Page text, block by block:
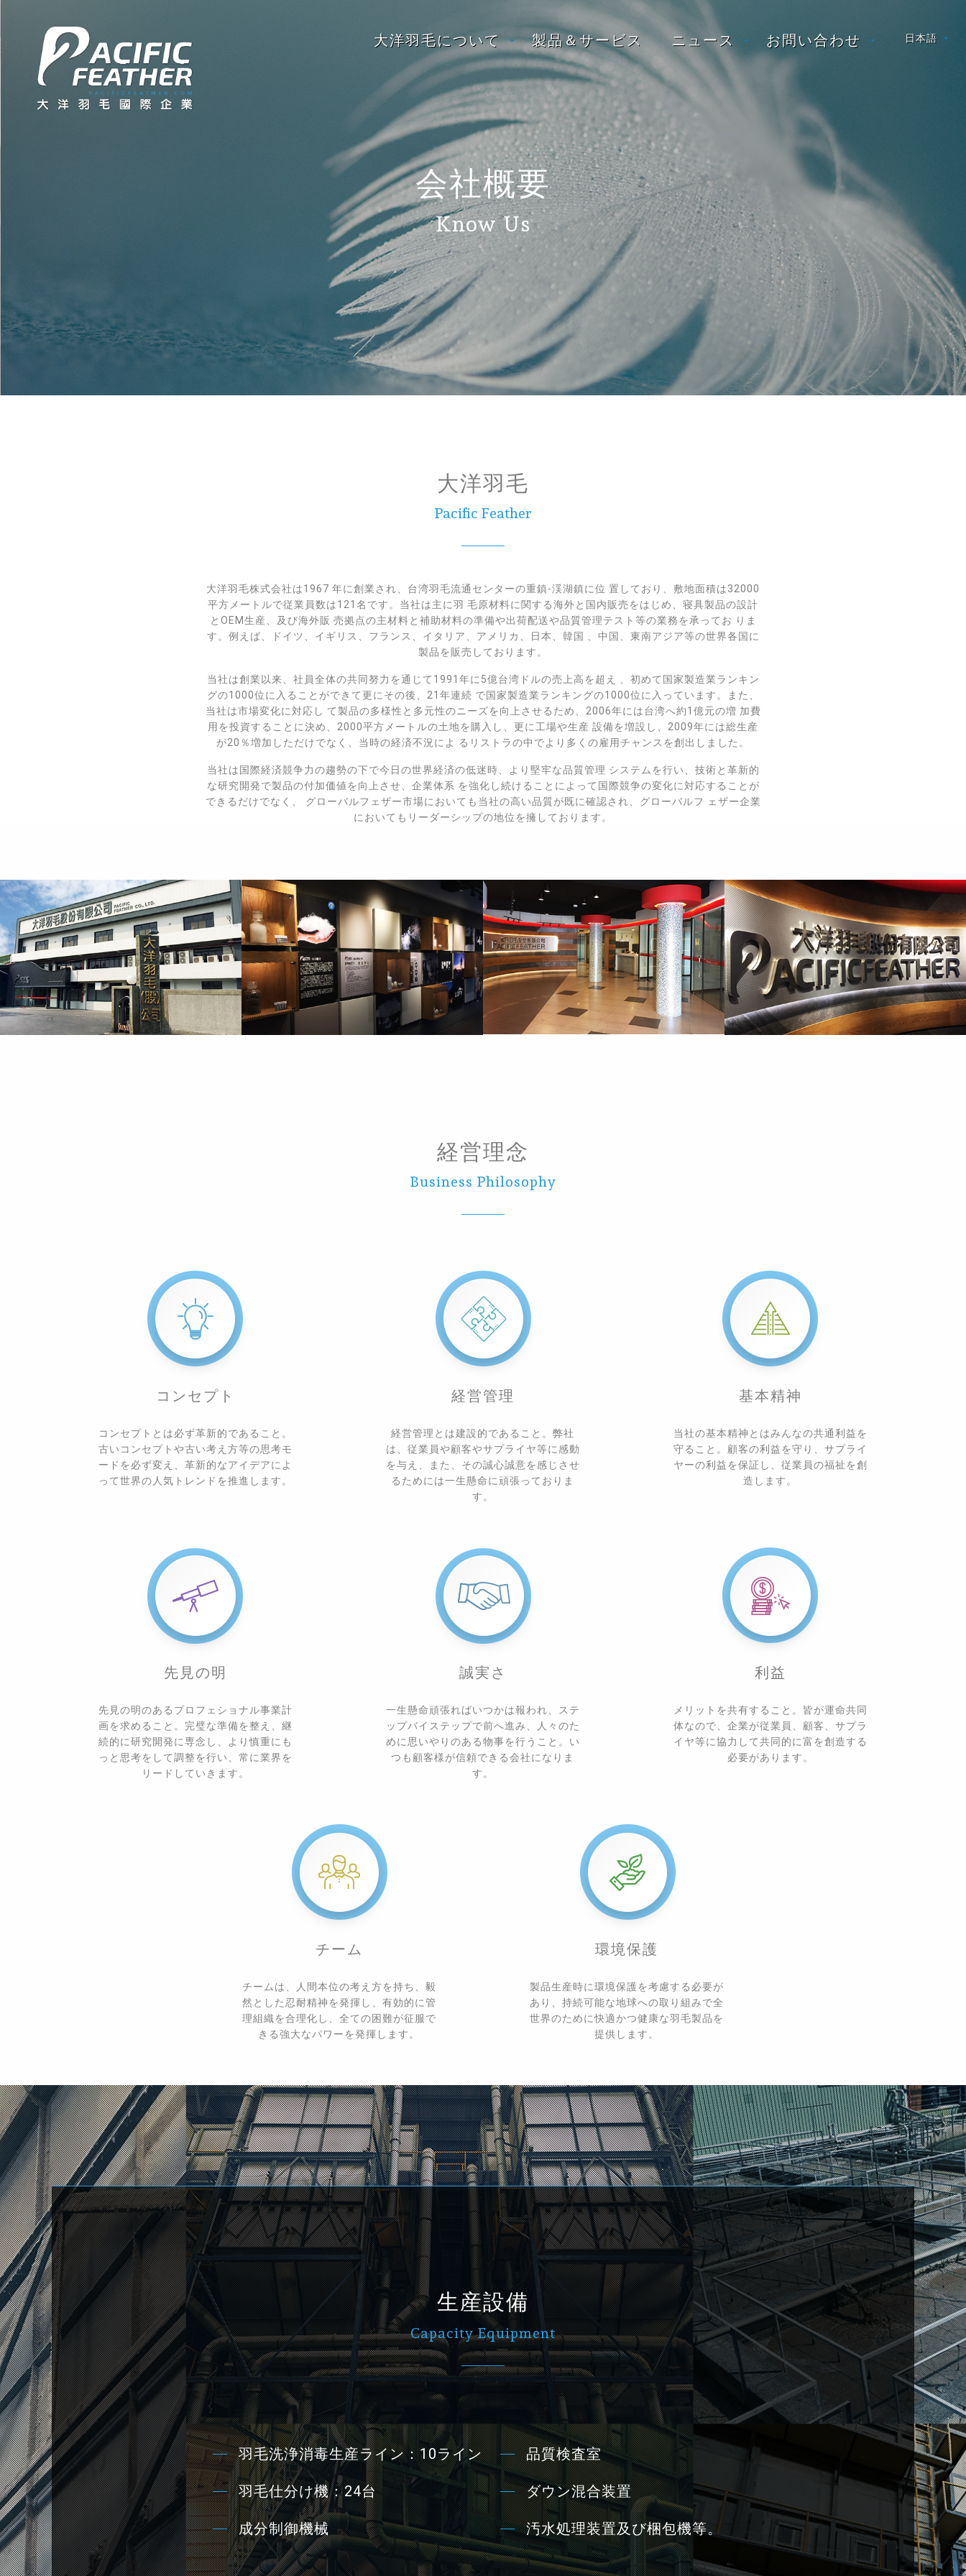
大洋羽毛について 製品＆サービス ニュース お問い合わせ 日本語
会社概要
Know Us
大洋羽毛
Pacific Feather
大洋羽毛株式会社は1967 年に創業され、台湾羽毛流通センターの重鎮-渓湖鎮に位 置しており、敷地面積は32000
平方メートルで従業員数は121名です。当社は主に羽 毛原材料に関する海外と国内販売をはじめ、寝具製品の設計
とOEM生産、及び海外販 売拠点の主材料と補助材料の準備や出荷配送や品質管理テスト等の業務を承ってお りま
す。例えば、ドイツ、イギリス、フランス、イタリア、アメリカ、日本、韓国 、中国、東南アジア等の世界各国に
製品を販売しております。
当社は創業以来、社員全体の共同努力を通じて1991年に5億台湾ドルの売上高を超え 、初めて国家製造業ランキン
グの1000位に入ることができて更にその後、21年連続 で国家製造業ランキングの1000位に入っています。また、
当社は市場変化に対応し て製品の多様性と多元性のニーズを向上させるため、2006年には台湾へ約1億元の増 加費
用を投資することに決め、2000平方メートルの土地を購入し、更に工場や生産 設備を増設し、2009年には総生産
が20％増加しただけでなく、当時の経済不況によ るリストラの中でより多くの雇用チャンスを創出しました。
当社は国際経済競争力の趨勢の下で今日の世界経済の低迷時、より堅牢な品質管理 システムを行い、技術と革新的
な研究開発で製品の付加価値を向上させ、企業体系 を強化し続けることによって国際競争の変化に対応することが
できるだけでなく、 グローバルフェザー市場においても当社の高い品質が既に確認され、グローバルフ ェザー企業
においてもリーダーシップの地位を擁しております。
経営理念
Business Philosophy
コンセプト
コンセプトとは必ず革新的であること。
古いコンセプトや古い考え方等の思考モ
ードを必ず変え、革新的なアイデアによ
って世界の人気トレンドを推進します。
経営管理
経営管理とは建設的であること。弊社
は、従業員や顧客やサプライヤ等に感動
を与え、また、その誠心誠意を感じさせ
るためには一生懸命に頑張っておりま
す。
基本精神
当社の基本精神とはみんなの共通利益を
守ること。顧客の利益を守り、サプライ
ヤーの利益を保証し、従業員の福祉を創
造します。
先見の明
先見の明のあるプロフェショナル事業計
画を求めること。完璧な準備を整え、継
続的に研究開発に専念し、より慎重にも
っと思考をして調整を行い、常に業界を
リードしていきます。
誠実さ
一生懸命頑張ればいつかは報われ、ステ
ップバイステップで前へ進み、人々のた
めに思いやりのある物事を行うこと。い
つも顧客様が信頼できる会社になりま
す。
利益
メリットを共有すること。皆が運命共同
体なので、企業が従業員、顧客、サプラ
イヤ等に協力して共同的に富を創造する
必要があります。
チーム
チームは、人間本位の考え方を持ち、毅
然とした忍耐精神を発揮し、有効的に管
理組織を合理化し、全ての困難が征服で
きる強大なパワーを発揮します。
環境保護
製品生産時に環境保護を考慮する必要が
あり、持続可能な地球への取り組みで全
世界のために快適かつ健康な羽毛製品を
提供します。
生産設備
Capacity Equipment
羽毛洗浄消毒生産ライン：10ライン
羽毛仕分け機：24台
成分制御機械
品質検査室
ダウン混合装置
汚水処理装置及び梱包機等。